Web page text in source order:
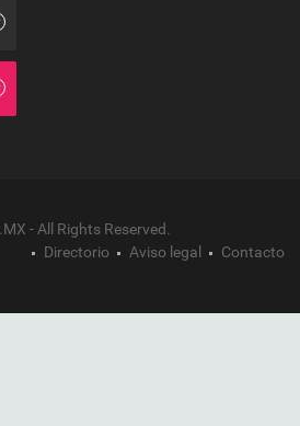
- All Rights Reserved.
Directorio
Aviso legal Contacto